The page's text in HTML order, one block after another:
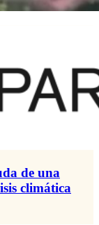
de una
climática